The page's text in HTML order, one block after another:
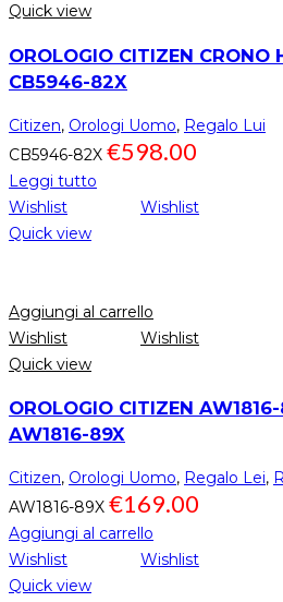
Quick view
OROLOGIO CITIZEN CRONO
CB5946-82X
Citizen, Orologi Uomo, Regalo Lui
CB5946-82X €598.00
Leggi tutto
Wishlist
Wishlist
Quick view
Aggiungi al carrello
Wishlist
Wishlist
Quick view
OROLOGIO CITIZEN
AW1816-89X
Citizen, Orologi Uomo, Regalo Lei,
AW1816-89X €169.00
Aggiungi al carrello
Wishlist
Wishlist
Quick view